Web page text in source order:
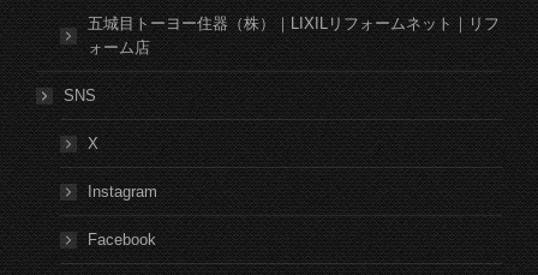
五城目トーヨー住器（株）｜LIXILリフォームネット｜リフ
ォーム店
SNS
X
Instagram
Facebook